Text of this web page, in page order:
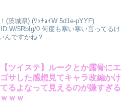
(茨城県) (ﾜｯﾁｮｲW 5d1e-pYYF)
5RbIg/0 何度も寒い寒い言ってるけ
んですかね？ ...
【ツイステ】ルークとか露骨にエ
ゴサした感想見てキャラ改編かけ
てるよなって見えるのが嫌すぎる
ｗｗｗ